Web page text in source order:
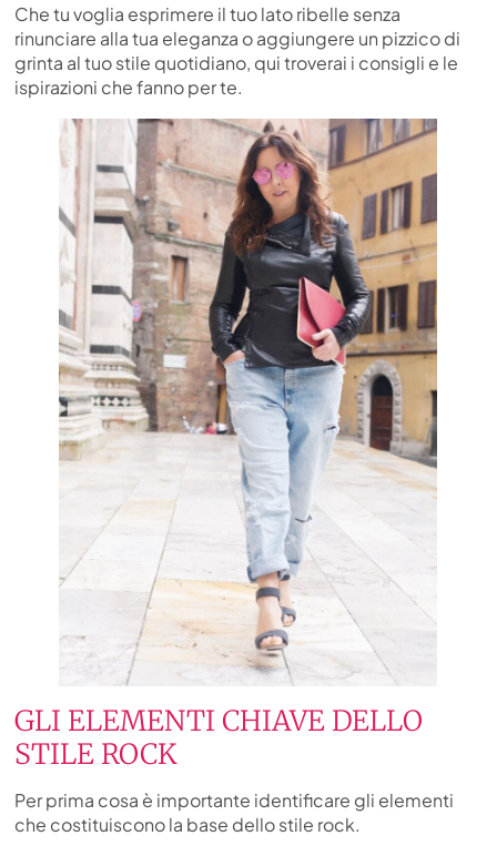
Che tu voglia esprimere il tuo lato ribelle senza
rinunciare alla tua eleganza o aggiungere un pizzico di
grinta al tuo stile quotidiano, qui troverai i consigli e le
ispirazioni che fanno per te.
GLI ELEMENTI CHIAVE DELLO
STILE ROCK
Per prima cosa è importante identificare gli elementi
che costituiscono la base dello stile rock.